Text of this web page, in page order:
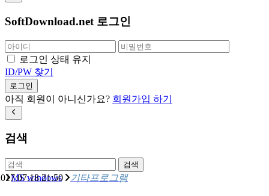
SoftDownload.net 로그인
로그인 상태 유지
ID/PW 찾기
로그인
아직 회원이 아니신가요? 회원가입 하기
검색
검색
MS windows 기타프로그램
21:50